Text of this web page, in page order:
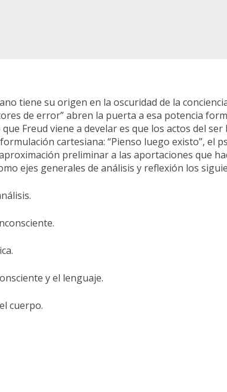
tiene su origen en la oscuridad de la
de error” abren la puerta a esa potencia
Freud viene a develar es que los actos del
cartesiana: “Pienso luego existo”, el
preliminar a las aportaciones que
ejes generales de análisis y reflexión los
y el lenguaje.
cuerpo.